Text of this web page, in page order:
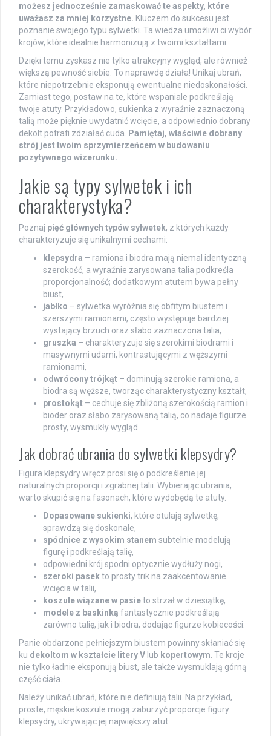
możesz jednocześnie zamaskować te aspekty, które
uważasz za mniej korzystne. Kluczem do sukcesu jest
poznanie swojego typu sylwetki. Ta wiedza umożliwi ci wybór
krojów, które idealnie harmonizują z twoimi kształtami.
Dzięki temu zyskasz nie tylko atrakcyjny wygląd, ale również
większą pewność siebie. To naprawdę działa! Unikaj ubrań,
które niepotrzebnie eksponują ewentualne niedoskonałości.
Zamiast tego, postaw na te, które wspaniale podkreślają
twoje atuty. Przykładowo, sukienka z wyraźnie zaznaczoną
talią może pięknie uwydatnić wcięcie, a odpowiednio dobrany
dekolt potrafi zdziałać cuda.
Pamiętaj, właściwie dobrany
strój jest twoim sprzymierzeńcem w budowaniu
pozytywnego wizerunku.
Jakie są typy sylwetek i ich
charakterystyka?
Poznaj pięć głównych typów sylwetek, z których każdy
charakteryzuje się unikalnymi cechami:
klepsydra – ramiona i biodra mają niemal identyczną
szerokość, a wyraźnie zarysowana talia podkreśla
proporcjonalność; dodatkowym atutem bywa pełny
biust,
jabłko – sylwetka wyróżnia się obfitym biustem i
szerszymi ramionami, często występuje bardziej
wystający brzuch oraz słabo zaznaczona talia,
gruszka – charakteryzuje się szerokimi biodrami i
masywnymi udami, kontrastującymi z węższymi
ramionami,
odwrócony trójkąt – dominują szerokie ramiona, a
biodra są węższe, tworząc charakterystyczny kształt,
prostokąt – cechuje się zbliżoną szerokością ramion i
bioder oraz słabo zarysowaną talią, co nadaje figurze
prosty, wysmukły wygląd.
Jak dobrać ubrania do sylwetki klepsydry?
Figura klepsydry wręcz prosi się o podkreślenie jej
naturalnych proporcji i zgrabnej talii. Wybierając ubrania,
warto skupić się na fasonach, które wydobędą te atuty.
Dopasowane sukienki, które otulają sylwetkę,
sprawdzą się doskonale,
spódnice z wysokim stanem subtelnie modelują
figurę i podkreślają talię,
odpowiedni krój spodni optycznie wydłuży nogi,
szeroki pasekto prosty trik na zaakcentowanie
wcięcia w talii,
koszule wiązane w pasieto strzał w dziesiątkę,
modele z baskinką fantastycznie podkreślają
zarówno talię, jak i biodra, dodając figurze kobiecości.
Panie obdarzone pełniejszym biustem powinny skłaniać się
ku dekoltom w kształcie litery V lub kopertowym . Te kroje
nie tylko ładnie eksponują biust, ale także wysmuklają górną
część ciała.
Należy unikać ubrań, które nie definiują talii. Na przykład,
proste, męskie koszule mogą zaburzyć proporcje figury
klepsydry, ukrywając jej największy atut.